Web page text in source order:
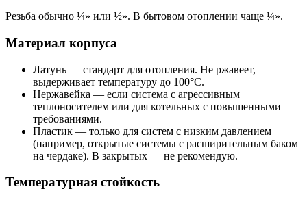
Резьба обычно ¼» или ½». В бытовом отоплении чаще ¼».
Материал корпуса
Латунь — стандарт для отопления. Не ржавеет,
выдерживает температуру до 100°C.
Нержавейка — если система с агрессивным
теплоносителем или для котельных с повышенными
требованиями.
Пластик — только для систем с низким давлением
(например, открытые системы с расширительным баком
на чердаке). В закрытых — не рекомендую.
Температурная стойкость